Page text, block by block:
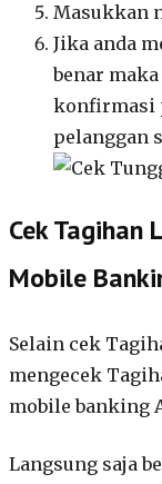
Masukkan
Jika anda
benar
konfirmasi
pelanggan
Cek Tagihan
Mobile
Selain cek
mengecek
mobile banking
Langsung saja